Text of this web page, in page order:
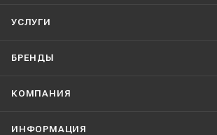
УСЛУГИ
БРЕНДЫ
КОМПАНИЯ
ИНФОРМАЦИЯ